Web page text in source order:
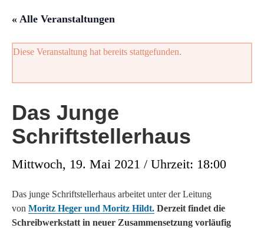
« Alle Veranstaltungen
Diese Veranstaltung hat bereits stattgefunden.
Das Junge
Schriftstellerhaus
Mittwoch, 19. Mai 2021 / Uhrzeit: 18:00
Das junge Schriftstellerhaus arbeitet unter der Leitung
von Moritz Heger und Moritz Hildt. Derzeit findet die
Schreibwerkstatt in neuer Zusammensetzung vorläufig